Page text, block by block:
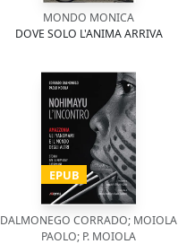
MONDO MONICA
DOVE SOLO L'ANIMA ARRIVA
EPUB
DALMONEGO CORRADO; MOIOLA
PAOLO; P. MOIOLA